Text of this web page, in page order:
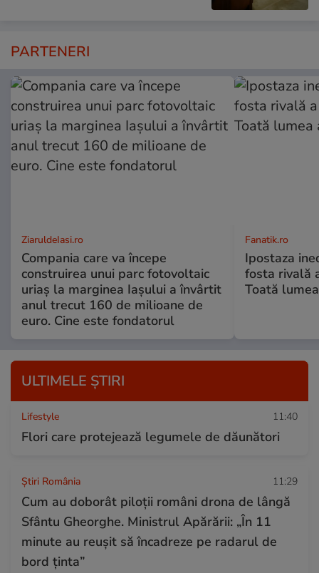
PARTENERI
ZiaruldeIasi.ro
Compania care va începe
construirea unui parc fotovoltaic
uriaș la marginea Iașului a învârtit
anul trecut 160 de milioane de
euro. Cine este fondatorul
Fanatik.ro
Ipostaza
fosta rivală
Toată
ULTIMELE ȘTIRI
Lifestyle 11:40
Flori care protejează legumele de dăunători
Știri România 11:29
Cum au doborât piloții români drona de lângă
Sfântu Gheorghe. Ministrul Apărării: „În 11
minute au reuşit să încadreze pe radarul de
bord ţinta”